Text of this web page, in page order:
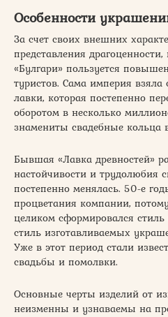
Особенности
За счет своих внешних
представления
«Булгари» пользуется
туристов. Сама империя
лавки, которая постепенно
оборотом в несколько
знамениты свадебные кольца
Бывшая «Лавка древностей»
настойчивости и трудолюбия
постепенно менялась. 50-е
процветания компании,
целиком сформировался
стиль изготавливаемых
Уже в этот период стали
свадьбы и помолвки.
Основные черты изделий от
неизменны и узнаваемы на